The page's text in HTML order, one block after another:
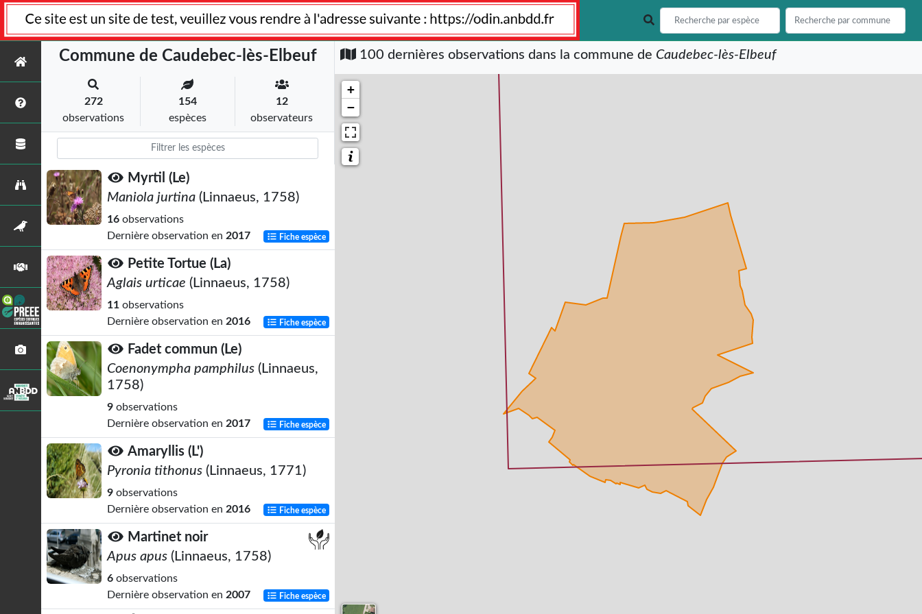
Commune de Caudebec-lès-Elbeuf
272
observations
154
espèces
12
observateurs
Myrtil (Le)
Maniola jurtina (Linnaeus, 1758)
16 observations
Dernière observation en 2017 Fiche espèce
Petite Tortue (La)
Aglais urticae (Linnaeus, 1758)
11 observations
Dernière observation en 2016 Fiche espèce
Fadet commun (Le)
Coenonympha pamphilus (Linnaeus,
1758)
9 observations
Dernière observation en 2017 Fiche espèce
Amaryllis (L')
Pyronia tithonus (Linnaeus, 1771)
9 observations
Dernière observation en 2016 Fiche espèce
Martinet noir
Apus apus (Linnaeus, 1758)
6 observations
Dernière observation en 2007 Fiche espèce
100 dernières observations dans la commune de Caudebec-lès-Elbeuf
+
−